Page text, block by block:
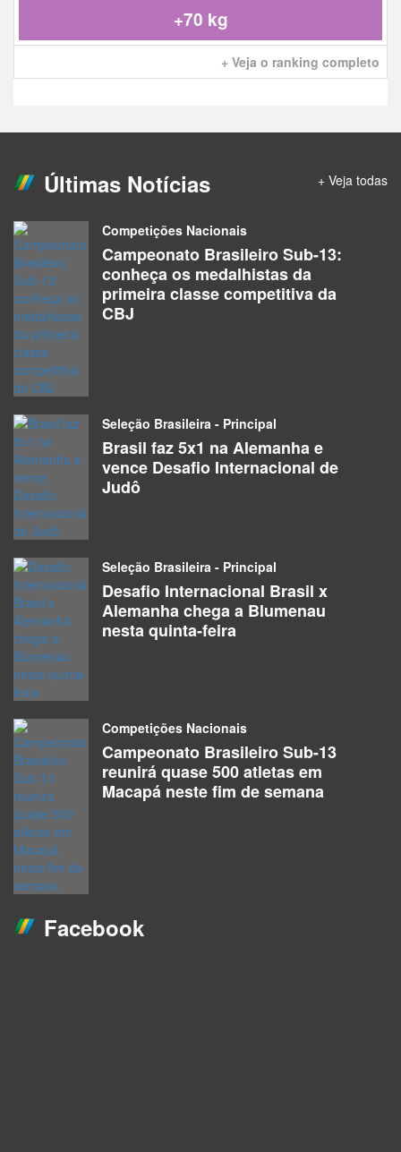
+70 kg
+ Veja o ranking completo
Últimas Notícias + Veja todas
Competições Nacionais
Campeonato Brasileiro Sub-13:
conheça os medalhistas da
primeira classe competitiva da
CBJ
Seleção Brasileira - Principal
Brasil faz 5x1 na Alemanha e
vence Desafio Internacional de
Judô
Seleção Brasileira - Principal
Desafio Internacional Brasil x
Alemanha chega a Blumenau
nesta quinta-feira
Competições Nacionais
Campeonato Brasileiro Sub-13
reunirá quase 500 atletas em
Macapá neste fim de semana
Facebook